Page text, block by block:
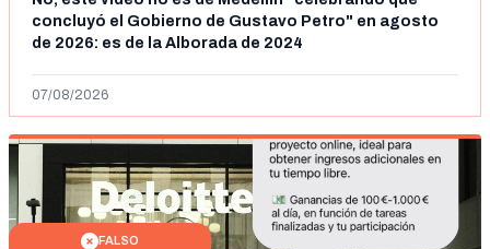
concluyó el Gobierno de Gustavo Petro" en agosto
de 2026: es de la Alborada de 2024
07/08/2026
FALSO